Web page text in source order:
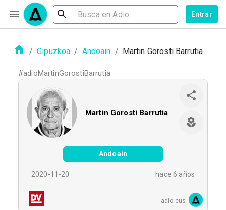
Entrar
/ Gipuzkoa / Andoain / Martin Gorosti Barrutia
#adioMartinGorostiBarrutia
Martin Gorosti Barrutia
Andoain
2020-11-20 hace 6 años
adio.eus